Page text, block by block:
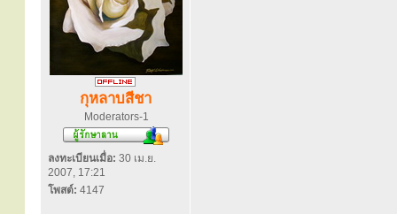
กุหลาบสีชา
Moderators-1
ลงทะเบียนเมื่อ: 30 เม.ย.
2007, 17:21
โพสต์: 4147